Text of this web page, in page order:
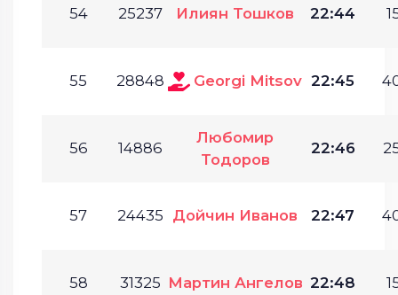
54 25237 Илиян Тошков 22:44
55 28848 Georgi Mitsov 22:45
56 14886
Любомир
Тодоров
22:46
57 24435 Дойчин Иванов 22:47
58 31325 Мартин Ангелов 22:48